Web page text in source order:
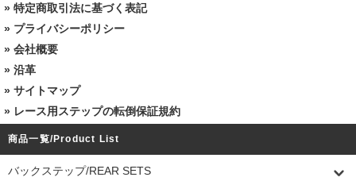
» 特定商取引法に基づく表記
» プライバシーポリシー
» 会社概要
» 沿革
» サイトマップ
» レース用ステップの転倒保証規約
商品一覧/Product List
バックステップ/REAR SETS